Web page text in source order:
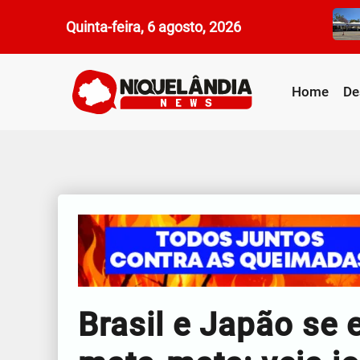
Quinta-feira, 6 agosto, 2026
Home
Brasil e Japão se